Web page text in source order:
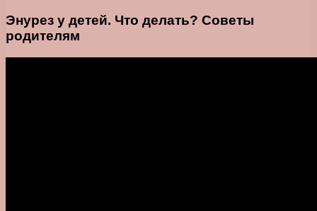
Энурез у детей. Что делать? Советы
родителям